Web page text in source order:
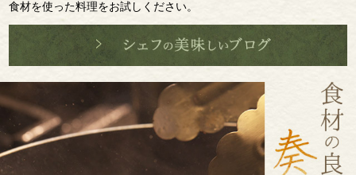
食材を使った料理をお試しください。